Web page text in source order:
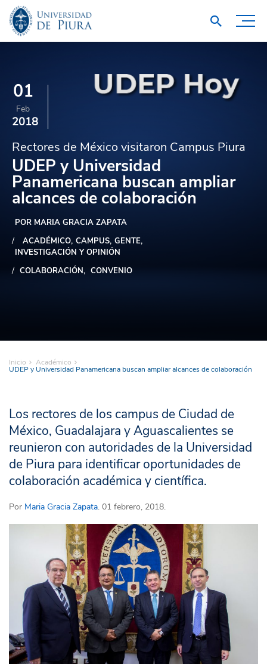
01
Feb
2018
Rectores de México visitaron Campus Piura
UDEP y Universidad
Panamericana buscan ampliar
alcances de colaboración
POR MARIA GRACIA ZAPATA
ACADÉMICO CAMPUS GENTE
INVESTIGACIÓN Y OPINIÓN
COLABORACIÓN
CONVENIO
Inicio Académico
UDEP y Universidad Panamericana buscan ampliar alcances de colaboración
Los rectores de los campus de Ciudad de
México, Guadalajara y Aguascalientes se
reunieron con autoridades de la Universidad
de Piura para identificar oportunidades de
colaboración académica y científica.
Por Maria Gracia Zapata. 01 febrero, 2018.